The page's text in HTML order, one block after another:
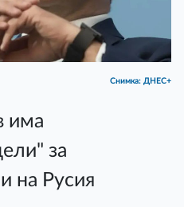
Снимка: ДНЕС+
има
за
на Русия